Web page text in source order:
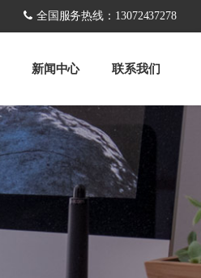
全国服务热线：13072437278
新闻中心 联系我们